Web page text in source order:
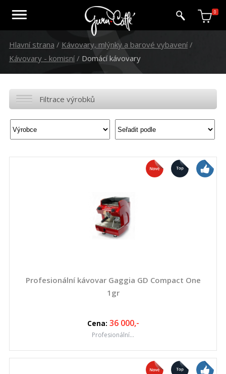
0
Hlavní strana / Kávovary, mlýnky a barové vybavení/
Kávovary - komisní/ Domácí kávovary
Filtrace výrobků
Profesionální kávovar Gaggia GD Compact One
1gr
Cena: 36 000,-
Profesionální...